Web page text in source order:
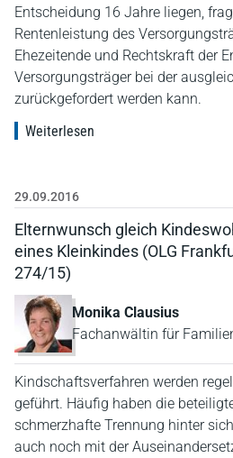
Entscheidung 16 Jahre liegen,
Rentenleistung des
Ehezeitende und Rechtskraft der
Versorgungsträger bei der
zurückgefordert werden kann.
Weiterlesen
29.09.2016
Elternwunsch gleich
eines Kleinkindes (OLG
274/15)
Monika Clausius
Fachanwältin für
Kindschaftsverfahren werden
geführt. Häufig haben die
schmerzhafte Trennung hinter
auch noch mit der